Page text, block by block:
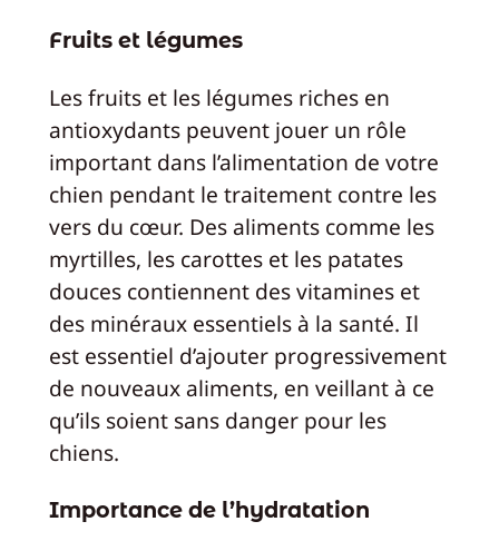
Fruits et légumes
Les fruits et les légumes riches en
antioxydants peuvent jouer un rôle
important dans l’alimentation de votre
chien pendant le traitement contre les
vers du cœur. Des aliments comme les
myrtilles, les carottes et les patates
douces contiennent des vitamines et
des minéraux essentiels à la santé. Il
est essentiel d’ajouter progressivement
de nouveaux aliments, en veillant à ce
qu’ils soient sans danger pour les
chiens.
Importance de l’hydratation